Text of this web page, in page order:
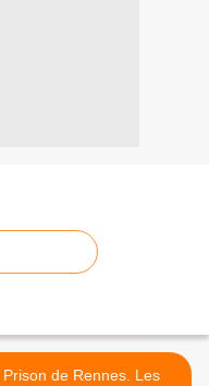
Prison de Rennes. Les